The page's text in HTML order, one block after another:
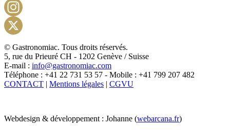
X
© Gastronomiac. Tous droits réservés.
5, rue du Prieuré CH - 1202 Genève / Suisse
E-mail : info@gastronomiac.com
Téléphone : +41 22 731 53 57 - Mobile : +41 799 207 482
CONTACT | Mentions légales | CGVU
Webdesign & développement : Johanne (webarcana.fr)